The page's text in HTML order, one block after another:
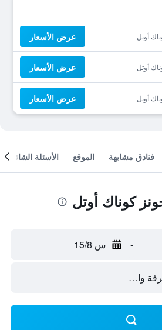
عرض الأسعار
عرض الأسعار
عرض الأسعار
فنادق مشابهة الموقع الأسئلة الشائعة
كوناك أوتل
- س 15/8